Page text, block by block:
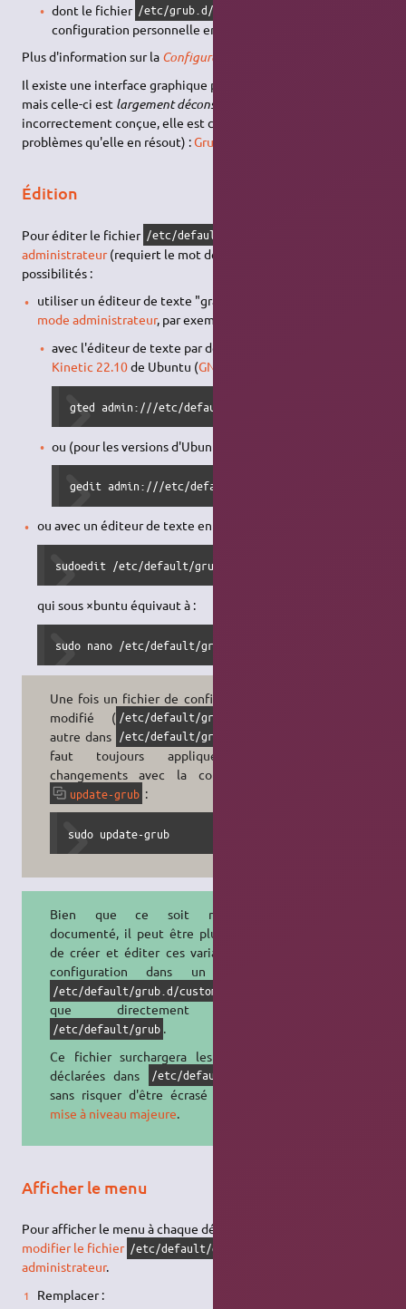
dont le fichier /etc/grub.d/40_custom
configuration personnelle en option
Plus d'information sur la Configuration de GRUB
Il existe une interface graphique proposant de configurer grub
mais celle-ci est largement déconseillée
incorrectement conçue, elle est connue pour poser plus de
problèmes qu'elle en résout) :Grub Customizer
Édition
Pour éditer le fichier /etc/default/grub
administrateur(requiert le mot de passe), il existe deux
possibilités :
utiliser un éditeur de texte "graphique" qui propose un
mode administrateur, par exemple :
avec l'éditeur de texte par défaut depuis la version
Kinetic 22.10de Ubuntu (GNOME
gted admin:///etc/default/grub
ou (pour les versions d'Ubuntu antérieures) :
gedit admin:///etc/default/grub
ou avec un éditeur de texte en mode
sudoedit /etc/default/grub
qui sous ×buntu équivaut à :
sudo nano /etc/default/grub
Une fois un fichier de configuration
modifié ( /etc/default/grub
autre dans /etc/default/grub.d
faut toujours appliquer les
changements avec la commande
update-grub :
sudo update-grub
Bien que ce soit rarement
documenté, il peut être plus fiable
de créer et éditer ces variables de
configuration dans un fichier
/etc/default/grub.d/custom
que directement dans
/etc/default/grub .
Ce fichier surchargera les valeurs
déclarées dans
/etc/default/grub
sans risquer d'être écrasé par une
mise à niveau majeure.
Afficher le menu
Pour afficher le menu à chaque démarrage de l'ordinateur,
modifier le fichier /etc/default/grub
administrateur.
Remplacer :